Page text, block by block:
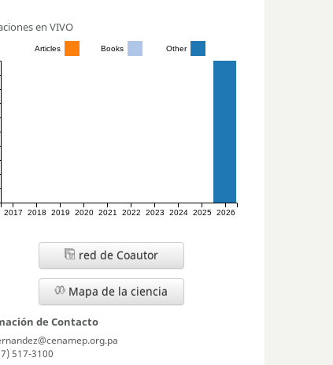
en VIVO
2017 2018 2019 2020 2021 2022 2023 2024 2025 2026
Articles Books Other
red de Coautor
Mapa de la ciencia
de Contacto
517-3100